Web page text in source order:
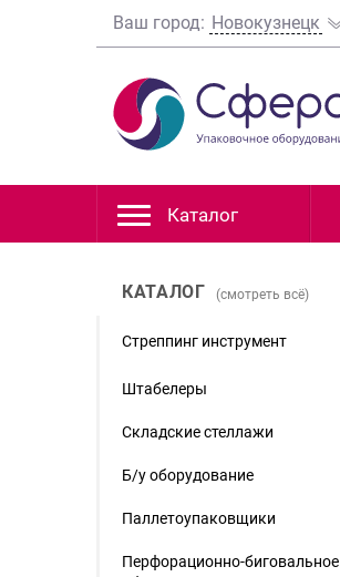
Ваш город: Новокузнецк
Каталог
КАТАЛОГ (смотреть всё)
Стреппинг инструмент
Штабелеры
Складские стеллажи
Б/у оборудование
Паллетоупаковщики
Перфорационно-биговальное